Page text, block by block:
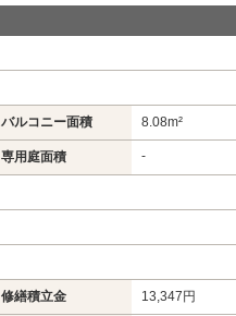
バルコニー面積 8.08m²
専用庭面積 -
修繕積立金 13,347円